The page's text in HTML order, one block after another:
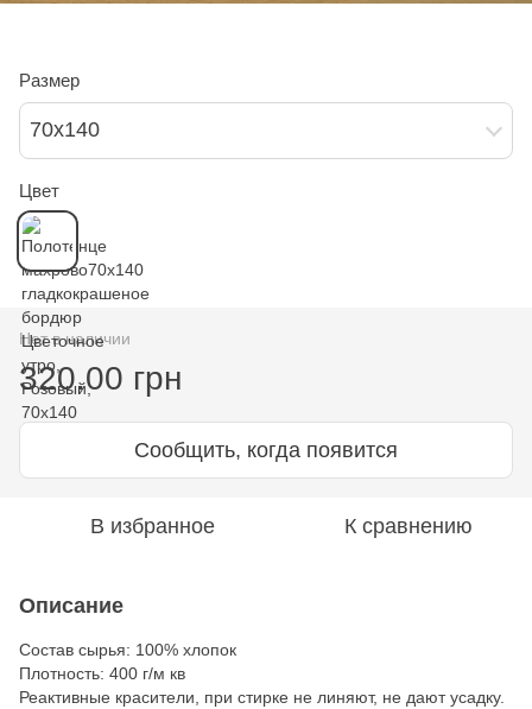
Размер
70х140
Цвет
Нет в наличии
320.00 грн
Сообщить, когда появится
В избранное К сравнению
Описание
Состав сырья: 100% хлопок
Плотность: 400 г/м кв
Реактивные красители, при стирке не линяют, не дают усадку.